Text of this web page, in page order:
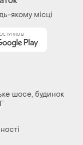
шосе, будинок